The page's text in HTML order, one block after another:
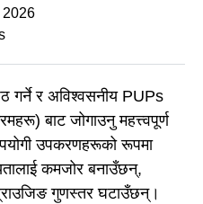
2026
गर्ने र अविश्वसनीय PUPs
बाट जोगाउनु महत्त्वपूर्ण
उपकरणहरूको रूपमा
कमजोर बनाउँछन्,
गुणस्तर घटाउँछन्।